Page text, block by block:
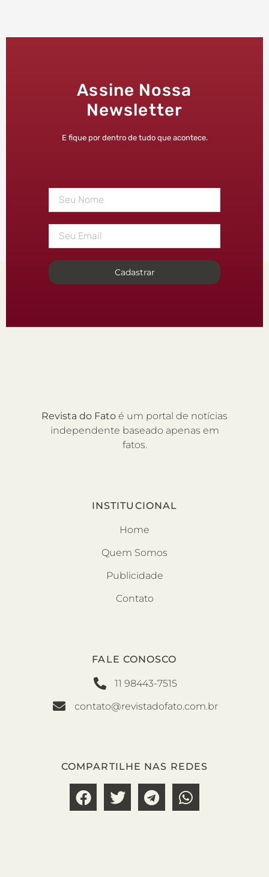
Assine Nossa
Newsletter
E fique por dentro de tudo que acontece.
Cadastrar
Revista do Fato é um portal de notícias
independente baseado apenas em
fatos.
INSTITUCIONAL
Home
Quem Somos
Publicidade
Contato
FALE CONOSCO
11 98443-7515
contato@revistadofato.com.br
COMPARTILHE NAS REDES